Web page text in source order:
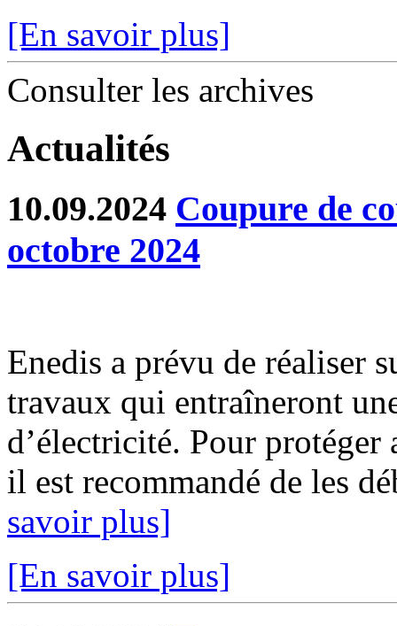
[En savoir plus]
Consulter les archives
Actualités
10.09.2024 Coupure de
octobre 2024
Enedis a prévu de réaliser
travaux qui entraîneront
d’électricité. Pour protéger
il est recommandé de les
savoir plus]
[En savoir plus]